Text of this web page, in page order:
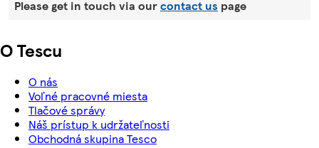
Please get in touch via ourcontact us page
O Tescu
O nás
Voľné pracovné miesta
Tlačové správy
Náš prístup k udržateľnosti
Obchodná skupina Tesco